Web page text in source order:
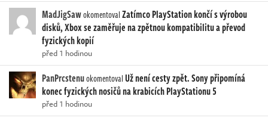
MadJigSawokomentovalZatímco PlayStation končí s výrobou
disků, Xbox se zaměřuje na zpětnou kompatibilitu a převod
fyzických kopií
před 1 hodinou
PanPrcstenuokomentovalUž není cesty zpět. Sony připomíná
konec fyzických nosičů na krabicích PlayStationu 5
před 1 hodinou